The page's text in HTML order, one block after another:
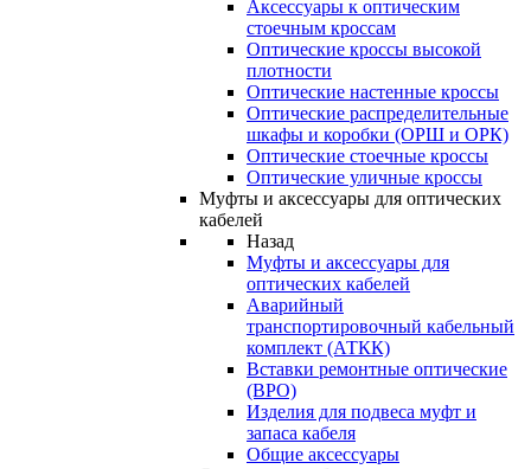
Аксессуары к оптическим
стоечным кроссам
Оптические кроссы высокой
плотности
Оптические настенные кроссы
Оптические распределительные
шкафы и коробки (ОРШ и ОРК)
Оптические стоечные кроссы
Оптические уличные кроссы
Муфты и аксессуары для оптических
кабелей
Назад
Муфты и аксессуары для
оптических кабелей
Аварийный
транспортировочный кабельный
комплект (АТКК)
Вставки ремонтные оптические
(ВРО)
Изделия для подвеса муфт и
запаса кабеля
Общие аксессуары